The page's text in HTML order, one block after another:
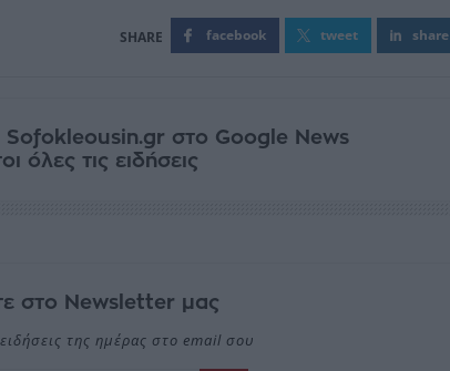
facebook tweet share
Sofokleousin.gr στο Google News
όλες τις ειδήσεις
στο Newsletter μας
της ημέρας στο email σου